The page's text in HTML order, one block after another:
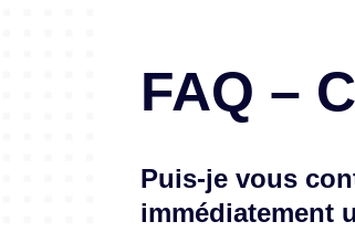
FAQ –
Puis-je vous
immédiatement